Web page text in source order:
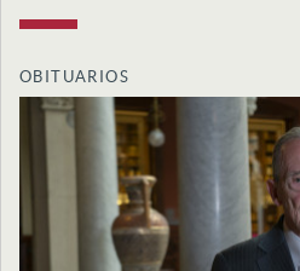
OBITUARIOS